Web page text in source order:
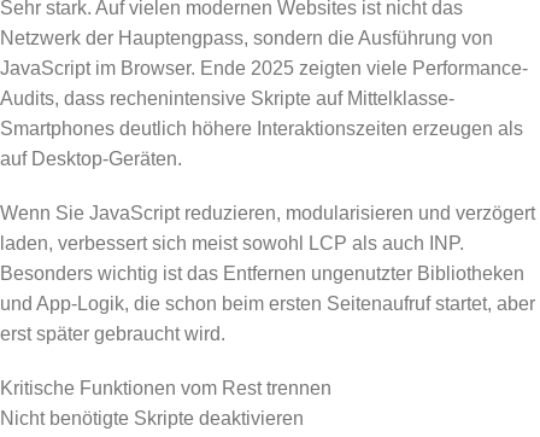
Sehr stark. Auf vielen modernen Websites ist nicht das
Netzwerk der Hauptengpass, sondern die Ausführung von
JavaScript im Browser. Ende 2025 zeigten viele Performance-
Audits, dass rechenintensive Skripte auf Mittelklasse-
Smartphones deutlich höhere Interaktionszeiten erzeugen als
auf Desktop-Geräten.
Wenn Sie JavaScript reduzieren, modularisieren und verzögert
laden, verbessert sich meist sowohl LCP als auch INP.
Besonders wichtig ist das Entfernen ungenutzter Bibliotheken
und App-Logik, die schon beim ersten Seitenaufruf startet, aber
erst später gebraucht wird.
Kritische Funktionen vom Rest trennen
Nicht benötigte Skripte deaktivieren